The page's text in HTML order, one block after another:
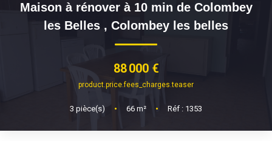
BIENS VENDUS
ESTIMATION
Maison à rénover à 10 min de Colombey
les Belles , Colombey les belles
88 000 €
product.price.fees_charges.teaser
3 pièce(s) • 66 m² • Réf : 1353